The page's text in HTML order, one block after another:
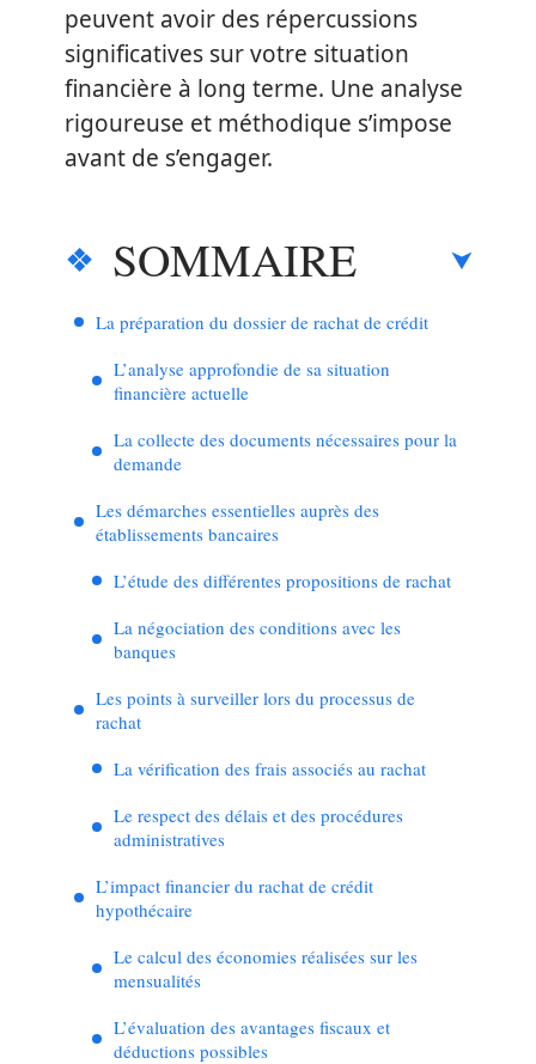
peuvent avoir des répercussions
significatives sur votre situation
financière à long terme. Une analyse
rigoureuse et méthodique s’impose
avant de s’engager.
SOMMAIRE
La préparation du dossier de rachat de crédit
L’analyse approfondie de sa situation
financière actuelle
La collecte des documents nécessaires pour la
demande
Les démarches essentielles auprès des
établissements bancaires
L’étude des différentes propositions de rachat
La négociation des conditions avec les
banques
Les points à surveiller lors du processus de
rachat
La vérification des frais associés au rachat
Le respect des délais et des procédures
administratives
L’impact financier du rachat de crédit
hypothécaire
Le calcul des économies réalisées sur les
mensualités
L’évaluation des avantages fiscaux et
déductions possibles